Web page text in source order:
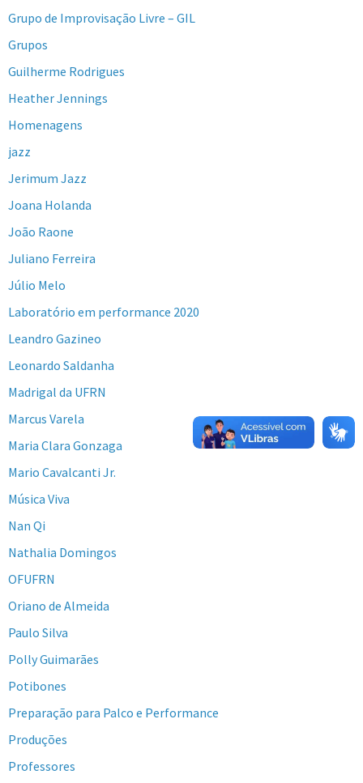
Grupo de Improvisação Livre – GIL
Grupos
Guilherme Rodrigues
Heather Jennings
Homenagens
jazz
Jerimum Jazz
Joana Holanda
João Raone
Juliano Ferreira
Júlio Melo
Laboratório em performance 2020
Leandro Gazineo
Leonardo Saldanha
Madrigal da UFRN
Marcus Varela
Maria Clara Gonzaga
Mario Cavalcanti Jr.
Música Viva
Nan Qi
Nathalia Domingos
OFUFRN
Oriano de Almeida
Paulo Silva
Polly Guimarães
Potibones
Preparação para Palco e Performance
Produções
Professores